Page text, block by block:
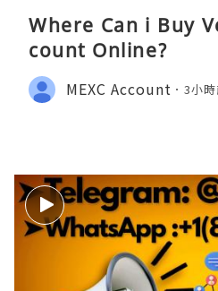
Where Can i Buy
count Online?
MEXC Account 3小